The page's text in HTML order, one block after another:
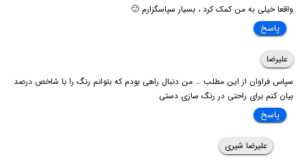
واقعا خیلی به من کمک کرد ، بسیار سپاسگزارم 🙂
پاسخ
علیرضا
سپاس فراوان از این مطلب … من دنبال راهی بودم که بتوانم رنگ را با شاخص درصد
بیان کنم برای راحتی در رنگ سازی دستی
پاسخ
علیرضا شیری